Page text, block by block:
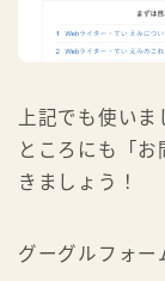
上記でも使い
ところにも「
きましょう！
グーグルフォー